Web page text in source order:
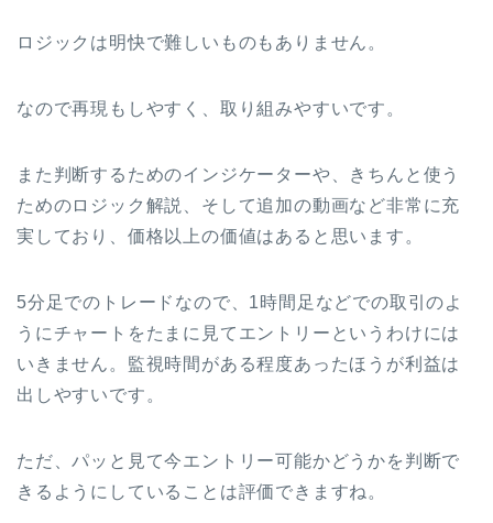
ロジックは明快で難しいものもありません。
なので再現もしやすく、取り組みやすいです。
また判断するためのインジケーターや、きちんと使う
ためのロジック解説、そして追加の動画など非常に充
実しており、価格以上の価値はあると思います。
5分足でのトレードなので、1時間足などでの取引のよ
うにチャートをたまに見てエントリーというわけには
いきません。監視時間がある程度あったほうが利益は
出しやすいです。
ただ、パッと見て今エントリー可能かどうかを判断で
きるようにしていることは評価できますね。